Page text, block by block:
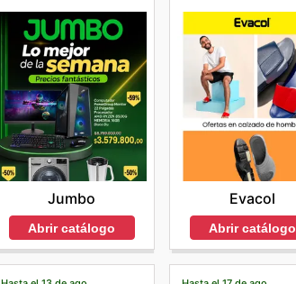
Jumbo
Abrir catálogo
Evacol
Abrir catálogo